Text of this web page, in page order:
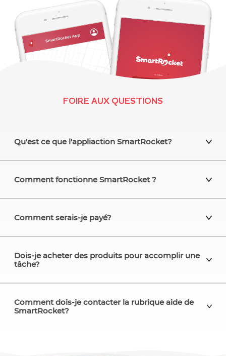
FOIRE AUX QUESTIONS
Qu'est ce que l'appliaction SmartRocket?
Comment fonctionne SmartRocket ?
Comment serais-je payé?
Dois-je acheter des produits pour accomplir une
tâche?
Comment dois-je contacter la rubrique aide de
SmartRocket?